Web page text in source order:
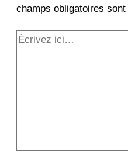
champs obligatoires
Écrivez